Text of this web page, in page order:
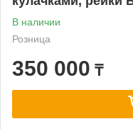
В наличии
Розница
350 000 ₸